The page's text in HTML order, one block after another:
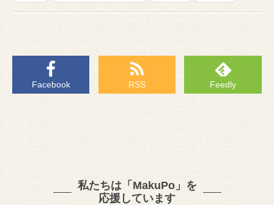
Facebook RSS Feedly
私たちは「MakuPo」を
応援しています